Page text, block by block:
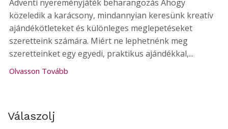
Adventi nyereményjáték beharangozás Ahogy
közeledik a karácsony, mindannyian keresünk kreatív
ajándékötleteket és különleges meglepetéseket
szeretteink számára. Miért ne lephetnénk meg
szeretteinket egy egyedi, praktikus ajándékkal,...
Olvasson Tovább
Válaszolj